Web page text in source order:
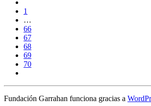
1
…
66
67
68
69
70
Fundación Garrahan funciona gracias a